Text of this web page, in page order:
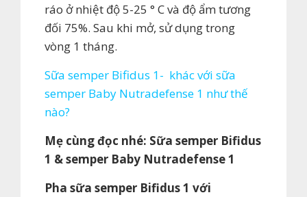
ráo ở nhiệt độ 5-25 ° C và độ ẩm tương
đối 75%. Sau khi mở, sử dụng trong
vòng 1 tháng.
Sữa semper Bifidus 1- khác với sữa
semper Baby Nutradefense 1 như thế
nào?
Mẹ cùng đọc nhé: Sữa semper Bifidus
1 & semper Baby Nutradefense 1
Pha sữa semper Bifidus 1 với